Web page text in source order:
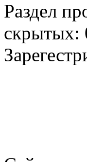
Раздел
скрытых: